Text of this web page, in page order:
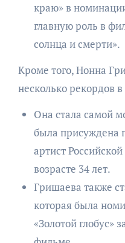
краю» в
главную роль в
солнца и смерти».
Кроме того, Нонна
несколько рекордов
Она стала самой
была присуждена
артист
возрасте 34 лет.
Гришаева также
которая была
«Золотой глобус»